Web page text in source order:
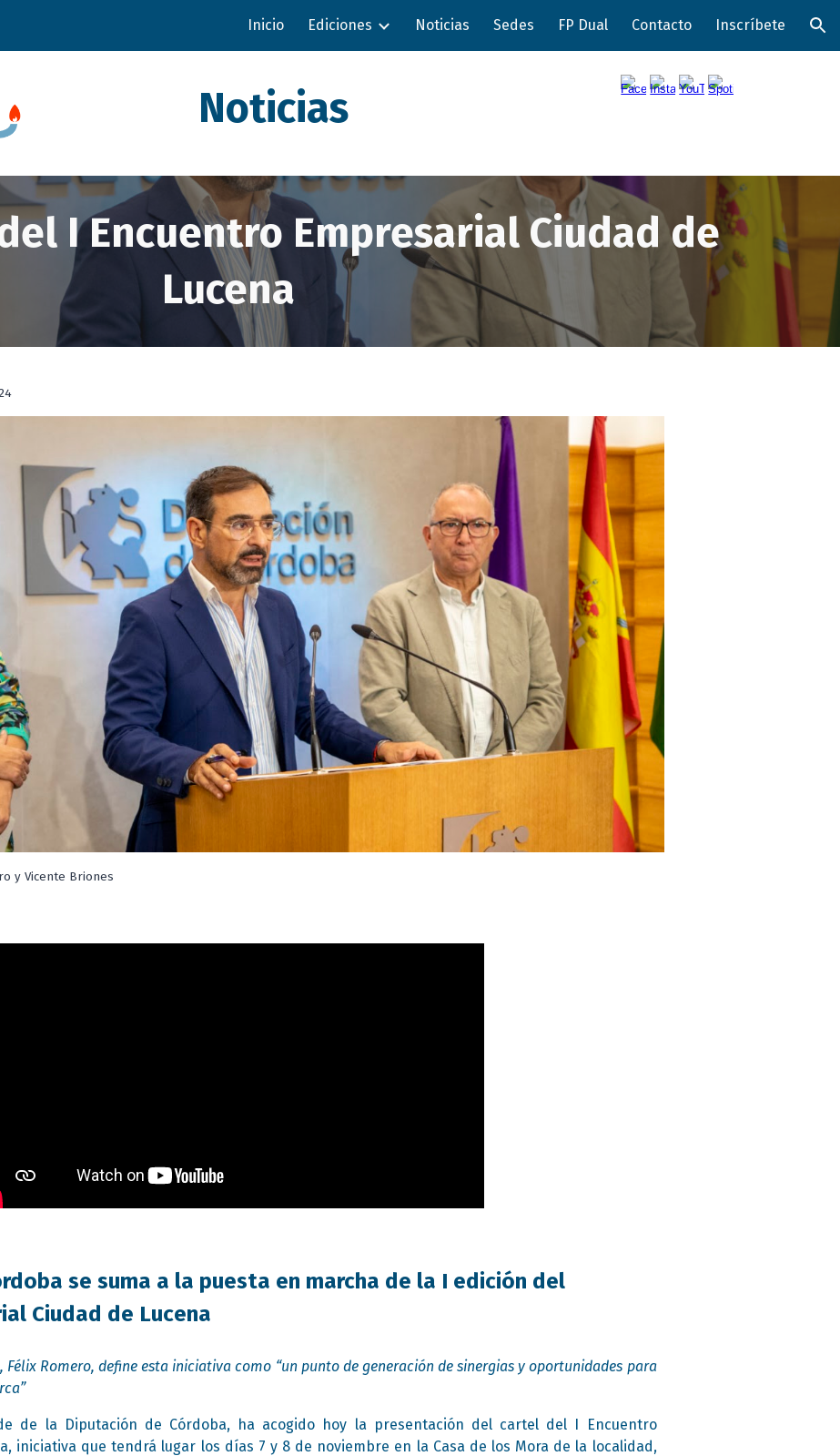
Skip to navigation
Inicio Ediciones Noticias Sedes FP Dual Contacto Inscríbete
Noticias
I Encuentro Empresarial Ciudad de
Lucena
y Vicente Briones
se suma a la puesta en marcha de la I edición del
Ciudad de Lucena
Félix Romero, define esta iniciativa como “un punto de generación de sinergias y oportunidades para
de la Diputación de Córdoba, ha acogido hoy la presentación del cartel del I Encuentro
iniciativa que tendrá lugar los días 7 y 8 de noviembre en la Casa de los Mora de la localidad,